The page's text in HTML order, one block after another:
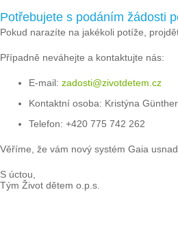
Potřebujete s podáním žádosti
Pokud narazíte na jakékoli potíže,
Případně neváhejte a kontaktujte nás:
E-mail: zadosti@zivotdetem.cz
Kontaktní osoba: Kristýna
Telefon: +420 775 742 262
Věříme, že vám nový systém Gaia
S úctou,
Tým Život dětem o.p.s.